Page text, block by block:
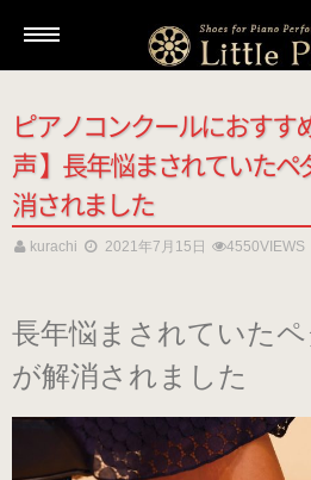
新着情報
商品を選ぶ
本番用（ヒール高2cm）
ローヒール
（ブラック・エナメル）
（22.5～26.0cm）
ピアノコンクールにおすす
声 】長年悩まされていたペ
消されました
kurachi 2021年7月15日 4550VIEWS
長年悩まされていた
が解消されました